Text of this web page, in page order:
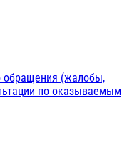
обращения (жалобы,
по оказываемым